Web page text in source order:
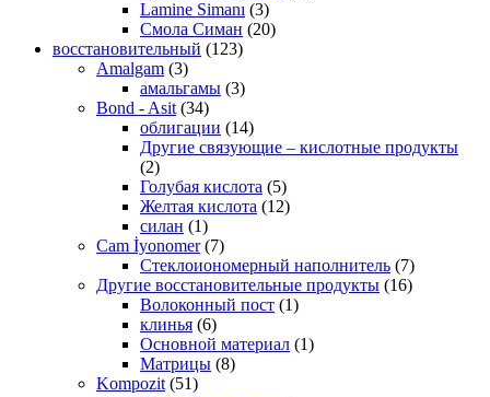
Lamine Simanı (3)
Смола Симан (20)
восстановительный (123)
Amalgam (3)
амальгамы (3)
Bond - Asit (34)
облигации (14)
Другие связующие – кислотные продукты
(2)
Голубая кислота (5)
Желтая кислота (12)
силан (1)
Cam İyonomer (7)
Стеклоиономерный наполнитель (7)
Другие восстановительные продукты (16)
Волоконный пост (1)
клинья (6)
Основной материал (1)
Матрицы (8)
Kompozit (51)